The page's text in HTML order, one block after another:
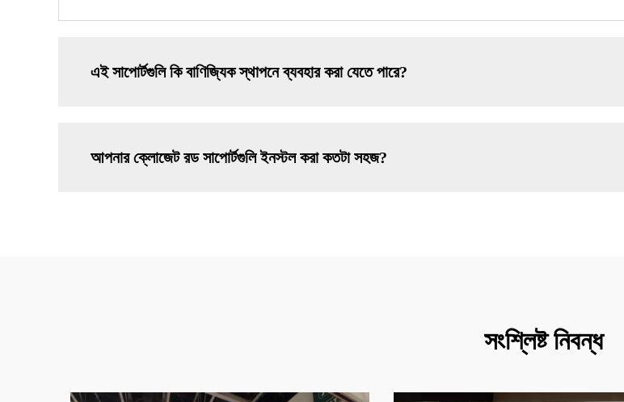
এই সাপোর্টগুলি কি বাণিজ্যিক স্থাপনে ব্যবহার করা যেতে পারে?
আপনার ক্লোজেট রড সাপোর্টগুলি ইনস্টল করা কতটা সহজ?
সংশ্লিষ্ট নিবন্ধ